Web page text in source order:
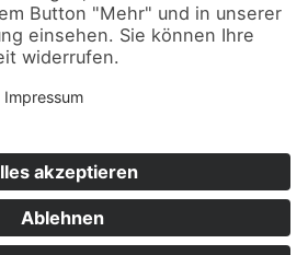
mueller.de
|Sitemap|Servicepoint